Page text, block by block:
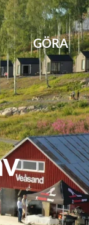
GÖRA